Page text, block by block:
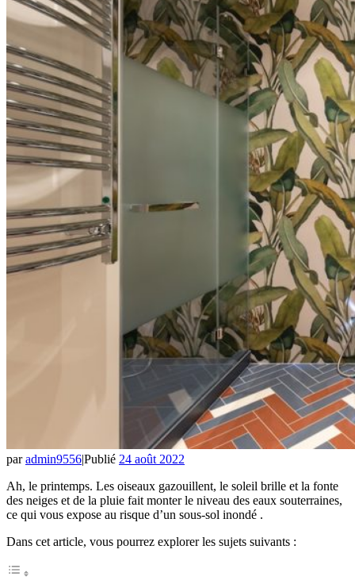
paradmin9556|Publié 24 août 2022
Ah, le printemps. Les oiseaux gazouillent, le soleil brille et la fonte
des neiges et de la pluie fait monter le niveau des eaux souterraines,
ce qui vous expose au risque d’un sous-sol inondé .
Dans cet article, vous pourrez explorer les sujets suivants :